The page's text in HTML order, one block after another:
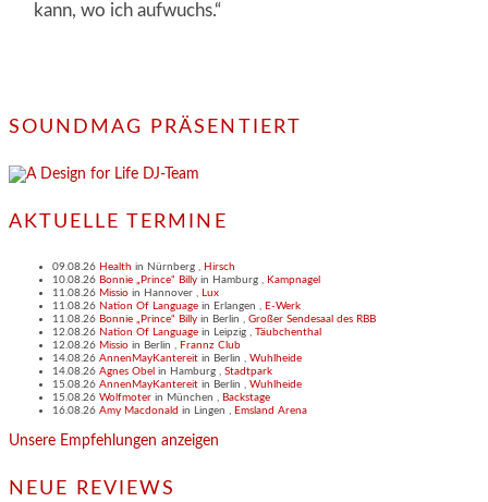
kann, wo ich aufwuchs.“
SOUNDMAG PRÄSENTIERT
AKTUELLE TERMINE
09.08.26 Health in Nürnberg , Hirsch
10.08.26 Bonnie „Prince“ Billy in Hamburg , Kampnagel
11.08.26 Missio in Hannover , Lux
11.08.26 Nation Of Language in Erlangen , E-Werk
11.08.26 Bonnie „Prince“ Billy in Berlin , Großer Sendesaal des RBB
12.08.26 Nation Of Language in Leipzig , Täubchenthal
12.08.26 Missio in Berlin , Frannz Club
14.08.26 AnnenMayKantereit in Berlin , Wuhlheide
14.08.26 Agnes Obel in Hamburg , Stadtpark
15.08.26 AnnenMayKantereit in Berlin , Wuhlheide
15.08.26 Wolfmoter in München , Backstage
16.08.26 Amy Macdonald in Lingen , Emsland Arena
Unsere Empfehlungen anzeigen
NEUE REVIEWS